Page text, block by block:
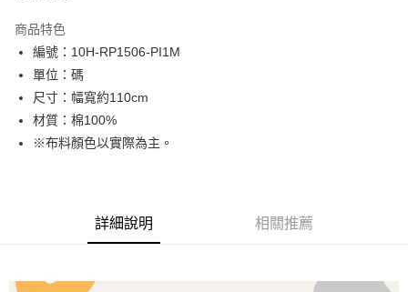
Apple Pay
街口支付
Google Pay
大哥付你分期
2.付款方式選擇「大哥付你分期」，訂單成立後會自動跳轉到大哥付的交易
流程，驗證手機門號後，選擇欲分期的期數、繳款截止日，確認付款後即完
4.訂單成立30分鐘內，如未前往確認交易或遇審核未通過，訂單將自動取
【關於「AFTEE先享後付」】
便利好安心！
商品特色
編號：10H-RP1506-PI1M
單位：碼
尺寸：幅寬約110cm
材質：棉100%
※布料顏色以實際為主。
詳細說明 相關推薦